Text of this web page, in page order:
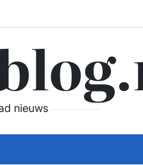
nieuws